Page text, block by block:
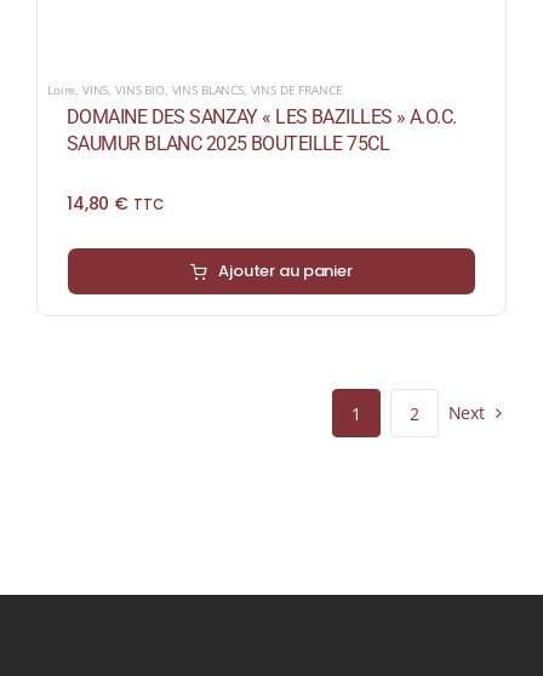
Loire, VINS,VINS BIO, VINS BLANCS, VINS DE FRANCE
DOMAINE DES SANZAY « LES BAZILLES » A.O.C.
SAUMUR BLANC 2025 BOUTEILLE 75CL
14,80 € TTC
Ajouter au panier
1 2 Next